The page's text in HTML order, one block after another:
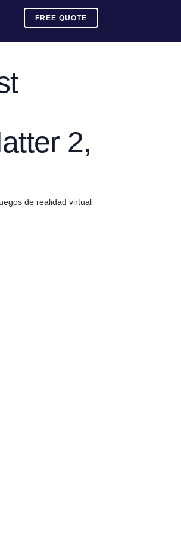
FREE QUOTE
2,
de realidad virtual